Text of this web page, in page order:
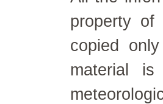
property of
copied
material